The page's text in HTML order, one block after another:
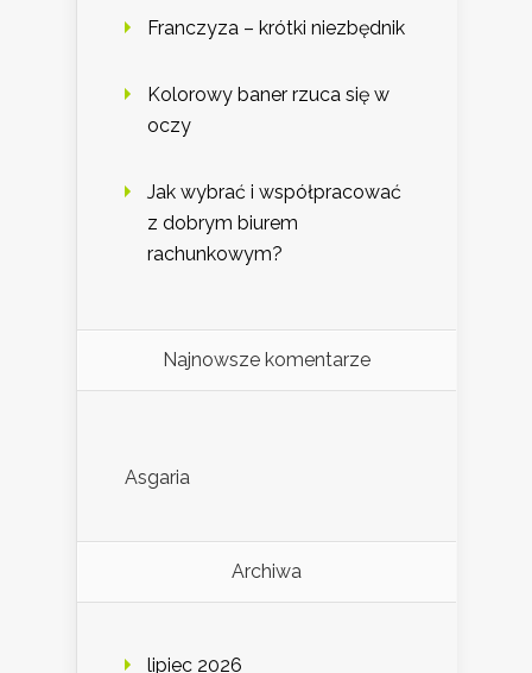
Franczyza – krótki niezbędnik
Kolorowy baner rzuca się w
oczy
Jak wybrać i współpracować
z dobrym biurem
rachunkowym?
Najnowsze komentarze
Asgaria
Archiwa
lipiec 2026